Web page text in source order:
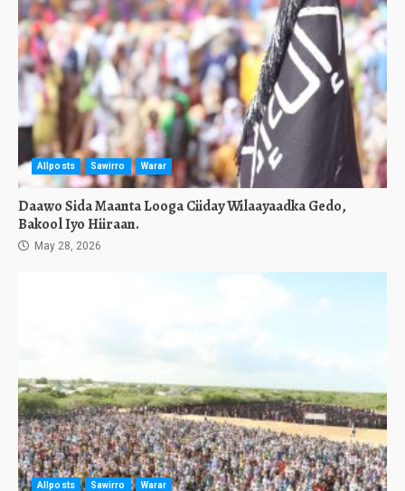
Allposts Sawirro Warar
Daawo Sida Maanta Looga Ciiday Wilaayaadka Gedo,
Bakool Iyo Hiiraan.
May 28, 2026
Allposts Sawirro Warar